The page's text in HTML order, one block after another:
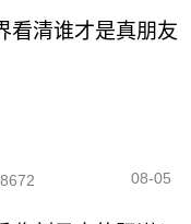
看清谁才是真朋友
8672 08-05